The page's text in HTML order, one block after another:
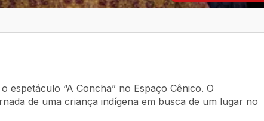
espetáculo “A Concha” no Espaço Cênico. O
de uma criança indígena em busca de um lugar no